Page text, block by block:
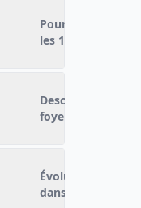
Pourcentage
les 12 prochains
Description de la
foyer
Évolution de la
dans les 12